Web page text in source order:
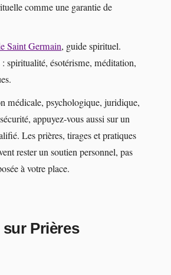
comme une garantie de
Saint Germain, guide spirituel.
spiritualité, ésotérisme, méditation,
médicale, psychologique, juridique,
appuyez-vous aussi sur un
Les prières, tirages et pratiques
rester un soutien personnel, pas
à votre place.
Prières